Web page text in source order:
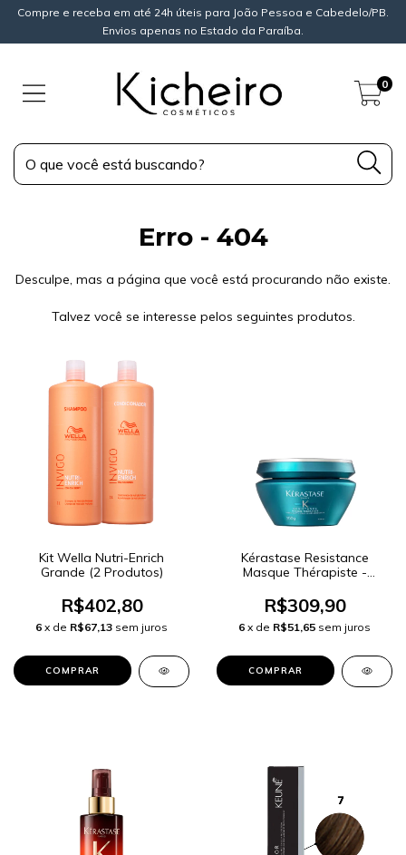
Compre e receba em até 24h úteis para João Pessoa e Cabedelo/PB.
Envios apenas no Estado da Paraíba.
0
Erro - 404
Desculpe, mas a página que você está procurando não existe.
Talvez você se interesse pelos seguintes produtos.
Kit Wella Nutri-Enrich
Grande (2 Produtos)
R$402,80
6 x de R$67,13 sem juros
Kérastase Resistance
Masque Thérapiste -
R$309,90
6 x de R$51,65 sem juros